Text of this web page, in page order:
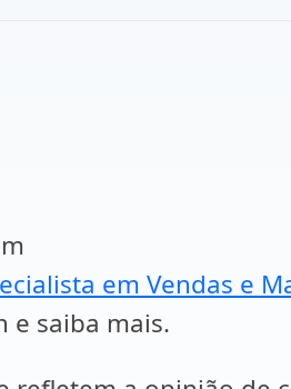
em Vendas e
e saiba mais.